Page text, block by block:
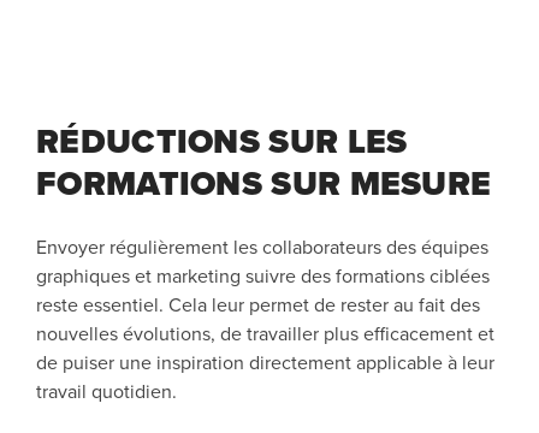
RÉDUCTIONS SUR LES
FORMATIONS SUR MESURE
Envoyer régulièrement les collaborateurs des équipes
graphiques et marketing suivre des formations ciblées
reste essentiel. Cela leur permet de rester au fait des
nouvelles évolutions, de travailler plus efficacement et
de puiser une inspiration directement applicable à leur
travail quotidien.